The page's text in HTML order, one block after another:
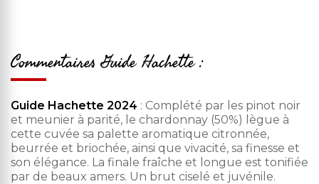
Commentaires Guide Hachette :
Guide Hachette 2024 : Complété par les pinot noir
et meunier à parité, le chardonnay (50%) lègue à
cette cuvée sa palette aromatique citronnée,
beurrée et briochée, ainsi que vivacité, sa finesse et
son élégance. La finale fraîche et longue est tonifiée
par de beaux amers. Un brut ciselé et juvénile.